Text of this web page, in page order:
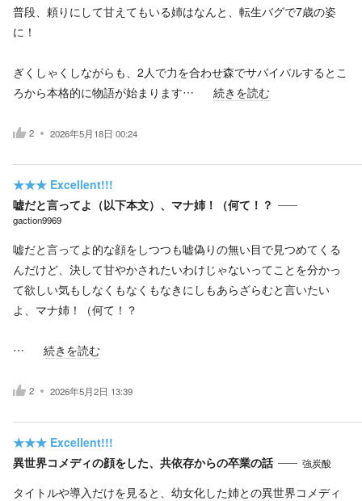
普段、頼りにして甘えてもいる姉はなんと、転生バグで7歳の姿
に！
ぎくしゃくしながらも、2人で力を合わせ森でサバイバルするとこ
ろから本格的に物語が始まります…
続きを読む
2 2026年5月18日 00:24
★★★ Excellent!!!
嘘だと言ってよ（以下本文）、マナ姉！（何て！？
gaction9969
嘘だと言ってよ的な顔をしつつも嘘偽りの無い目で見つめてくる
んだけど、決して甘やかされたいわけじゃないってことを分かっ
て欲しい気もしなくもなくもなきにしもあらざらむと言いたい
よ、マナ姉！（何て！？
… 続きを読む
2 2026年5月2日 13:39
★★★ Excellent!!!
異世界コメディの顔をした、共依存からの卒業の話
強炭酸
タイトルや導入だけを見ると、幼女化した姉との異世界コメディ